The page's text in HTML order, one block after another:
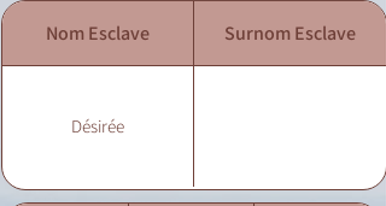
Nom Esclave Surnom Esclave
Désirée